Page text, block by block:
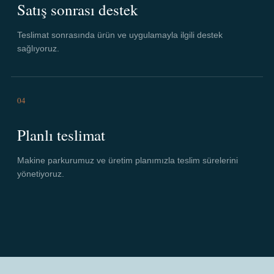
Satış sonrası destek
Teslimat sonrasında ürün ve uygulamayla ilgili destek
sağlıyoruz.
04
Planlı teslimat
Makine parkurumuz ve üretim planımızla teslim sürelerini
yönetiyoruz.